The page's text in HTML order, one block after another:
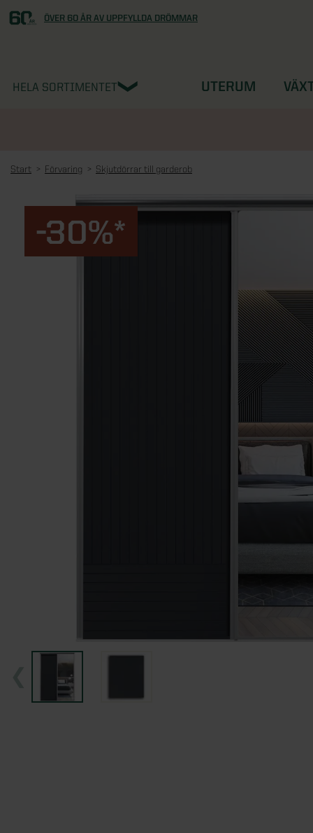
ÖVER 60 ÅR AV UPPFYLLDA DRÖMMAR
HELA SORTIMENTET UTERUM
Start Förvaring Skjutdörrar till garderob
-30%*